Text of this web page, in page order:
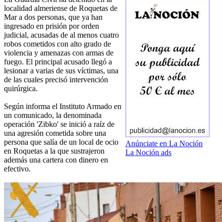
Anúnciate en La Noción
La Noción ads
localidad almeriense de Roquetas de
Mar a dos personas, que ya han
ingresado en prisión por orden
judicial, acusadas de al menos cuatro
robos cometidos con alto grado de
violencia y amenazas con armas de
fuego. El principal acusado llegó a
lesionar a varias de sus víctimas, una
de las cuales precisó intervención
quirúrgica.
Según informa el Instituto Armado en
un comunicado, la denominada
operación 'Zibko' se inició a raíz de
una agresión cometida sobre una
persona que salía de un local de ocio
en Roquetas a la que sustrajeron
además una cartera con dinero en
efectivo.